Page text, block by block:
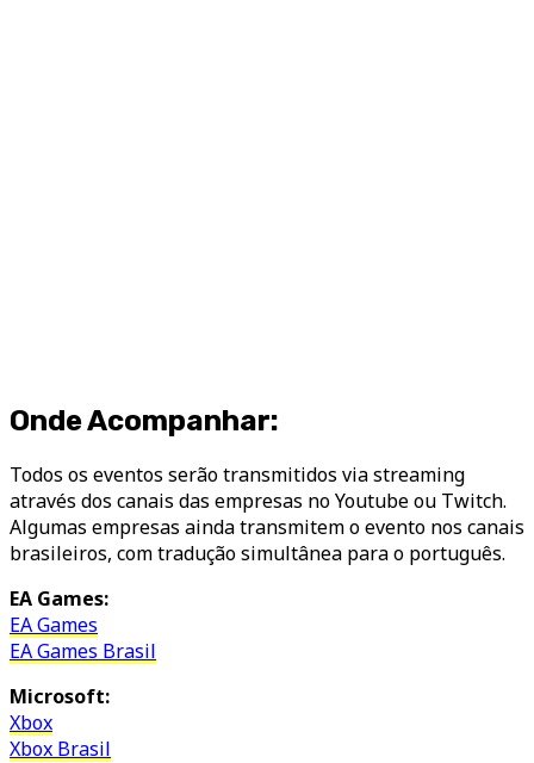
Onde Acompanhar:
Todos os eventos serão transmitidos via streaming
através dos canais das empresas no Youtube ou Twitch.
Algumas empresas ainda transmitem o evento nos canais
brasileiros, com tradução simultânea para o português.
EA Games:
EA Games
EA Games Brasil
Microsoft:
Xbox
Xbox Brasil